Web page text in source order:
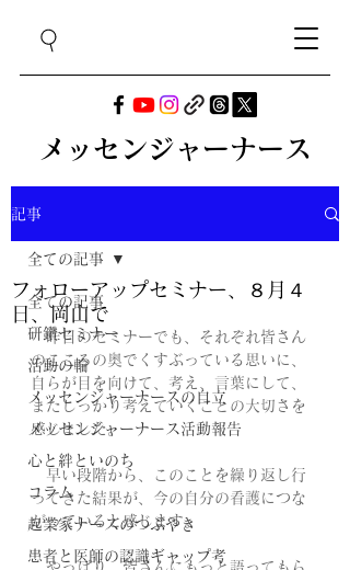
メッセンジャーナース
記事
全ての記事
研鑽セミナー
活動の輪
メッセンジャーナースの自立
メッセンジャーナース活動報告
心と絆といのち
コラム
起業家ナースのつぶやき
患者と医師の認識ギャップ考
全ての記事
フォローアップセミナー、８月４
日、岡山で
昨日のセミナーでも、それぞれ皆さん
のこころの奥でくすぶっている思いに、
自らが目を向けて、考え、言葉にして、
またしっかり考えていくことの大切さを
感じました。
早い段階から、このことを繰り返し行
ってきた結果が、今の自分の看護につな
がっていると感じます。
やっぱり、皆さんにもっと語ってもら